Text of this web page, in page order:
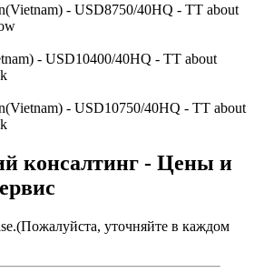
- USD8750/40HQ - TT about
- USD10400/40HQ - TT about
- USD10750/40HQ - TT about
консалтинг - Цены и
уточняйте в каждом